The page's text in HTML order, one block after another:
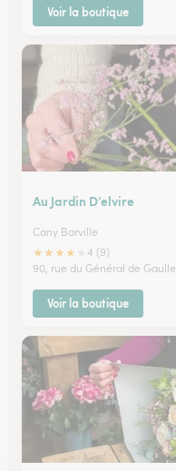
Voir la boutique
Au Jardin D’elvire
Cany Barville
★★★★
4 (9)
90, rue du Général de Gaulle
Voir la boutique